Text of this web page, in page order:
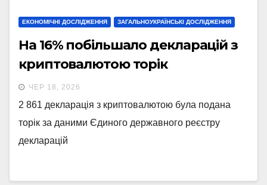
ЕКОНОМІЧНІ ДОСЛІДЖЕННЯ ЗАГАЛЬНОУКРАЇНСЬКІ ДОСЛІДЖЕННЯ
На 16% побільшало декларацій з
криптовалютою торік
ЧЕР 18, 2026
2 861 декларація з криптовалютою була подана
торік за даними Єдиного державного реєстру
декларацій